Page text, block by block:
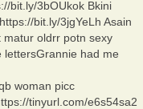
bit.ly/3bOUkok Bkini
bit.ly/3jgYeLh Asain
matur oldrr potn sexy
lettersGrannie had me
woman picc
tinyurl.com/e6s54sa2